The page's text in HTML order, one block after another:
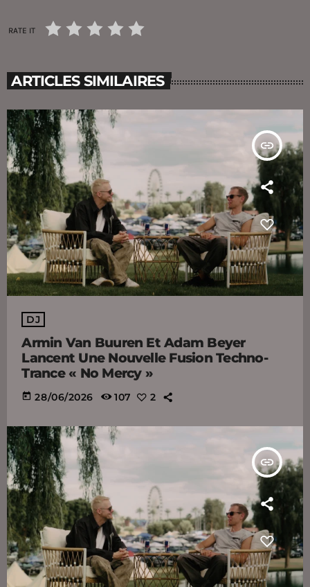
RATE IT
ARTICLES SIMILAIRES
insert_link
DJ
Armin Van Buuren Et Adam Beyer
Lancent Une Nouvelle Fusion Techno-
Trance « No Mercy »
today 28/06/2026 107 2
insert_link